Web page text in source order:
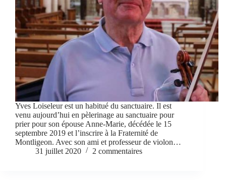
Yves Loiseleur est un habitué du sanctuaire. Il est
venu aujourd’hui en pèlerinage au sanctuaire pour
prier pour son épouse Anne-Marie, décédée le 15
septembre 2019 et l’inscrire à la Fraternité de
Montligeon. Avec son ami et professeur de violon…
31 juillet 2020
2 commentaires